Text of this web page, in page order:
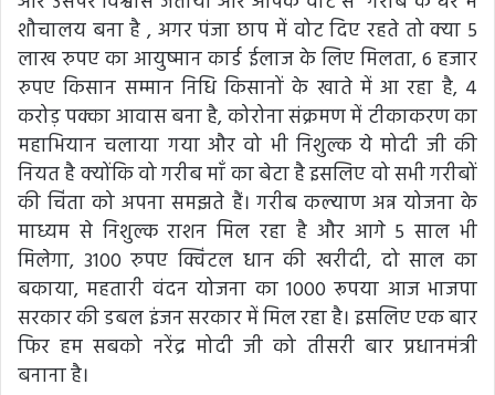
शौचालय बना है , अगर पंजा छाप में वोट दिए रहते तो क्या 5
लाख रुपए का आयुष्मान कार्ड ईलाज के लिए मिलता, 6 हजार
रुपए किसान सम्मान निधि किसानों के खाते में आ रहा है, 4
करोड़ पक्का आवास बना है, कोरोना संक्रमण में टीकाकरण का
महाभियान चलाया गया और वो भी निशुल्क ये मोदी जी की
नियत है क्योंकि वो गरीब माँ का बेटा है इसलिए वो सभी गरीबों
की चिंता को अपना समझते हैं। गरीब कल्याण अन्न योजना के
माध्यम से निशुल्क राशन मिल रहा है और आगे 5 साल भी
मिलेगा, 3100 रुपए क्विंटल धान की खरीदी, दो साल का
बकाया, महतारी वंदन योजना का 1000 रूपया आज भाजपा
सरकार की डबल इंजन सरकार में मिल रहा है। इसलिए एक बार
फिर हम सबको नरेंद्र मोदी जी को तीसरी बार प्रधानमंत्री
बनाना है।